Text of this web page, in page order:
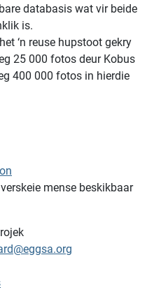
databasis wat vir beide
is.
‘n reuse hupstoot gekry
25 000 fotos deur Kobus
400 000 fotos in hierdie
mense beskikbaar